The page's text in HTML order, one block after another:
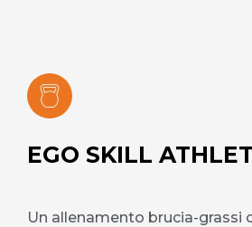
EGO SKILL
Un allenamento brucia-grassi